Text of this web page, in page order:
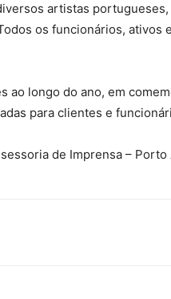
artistas portugueses,
os funcionários, ativos
ao longo do ano, em
para clientes e
de Imprensa – Porto